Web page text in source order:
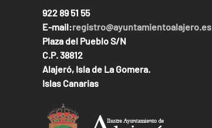
922 89 51 55
E-mail:registro@ayuntamientoalajero.es
Plaza del Pueblo S/N
C.P. 38812
Alajeró, Isla de La Gomera.
Islas Canarias